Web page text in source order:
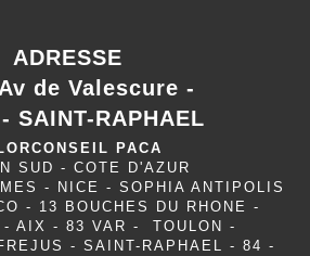
ADRESSE
de Valescure -
SAINT-RAPHAEL
PACA
SUD - COTE D'AZUR
- NICE - SOPHIA ANTIPOLIS
- 13 BOUCHES DU RHONE -
- AIX - 83 VAR - TOULON -
- SAINT-RAPHAEL - 84 -